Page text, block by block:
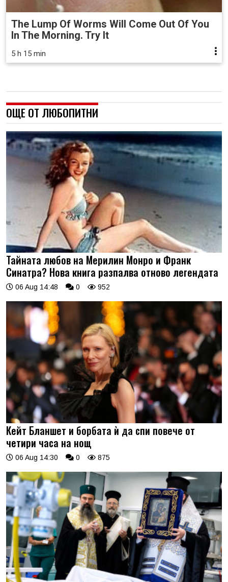
The Lump Of Worms Will Come Out Of You
In The Morning. Try It
5 h 15 min
ОЩЕ ОТ ЛЮБОПИТНИ
Тайната любов на Мерилин Монро и Франк
Синатра? Нова книга разпалва отново легендата
06 Aug 14:48 0 952
Кейт Бланшет и борбата ѝ да спи повече от
четири часа на нощ
06 Aug 14:30 0 875